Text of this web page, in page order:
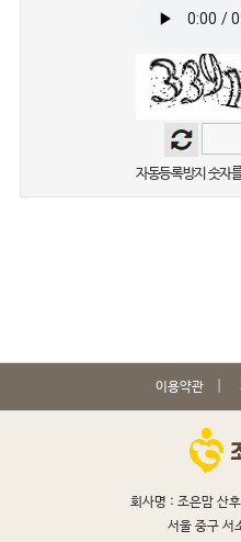
자동등록방지 숫자
이용약관
회사명 : 조은맘 산
서울 중구 서